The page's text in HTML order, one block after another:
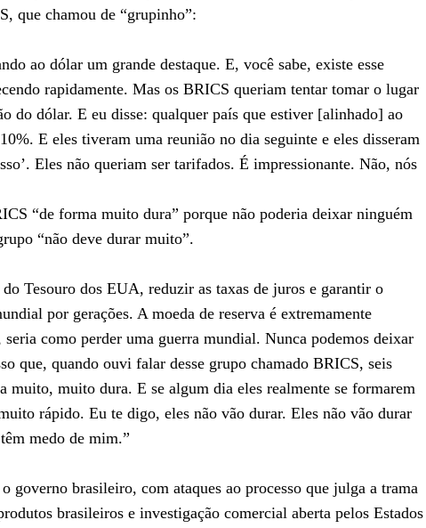
que chamou de “grupinho”:
ao dólar um grande destaque. E, você sabe, existe esse
rapidamente. Mas os BRICS queriam tentar tomar o lugar
do dólar. E eu disse: qualquer país que estiver [alinhado] ao
E eles tiveram uma reunião no dia seguinte e eles disseram
Eles não queriam ser tarifados. É impressionante. Não, nós
“de forma muito dura” porque não poderia deixar ninguém
“não deve durar muito”.
Tesouro dos EUA, reduzir as taxas de juros e garantir o
por gerações. A moeda de reserva é extremamente
seria como perder uma guerra mundial. Nunca podemos deixar
que, quando ouvi falar desse grupo chamado BRICS, seis
muito, muito dura. E se algum dia eles realmente se formarem
rápido. Eu te digo, eles não vão durar. Eles não vão durar
medo de mim.”
governo brasileiro, com ataques ao processo que julga a trama
brasileiros e investigação comercial aberta pelos Estados